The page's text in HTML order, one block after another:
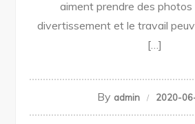
aiment prendre des photos
divertissement et le travail
[…]
By admin 2020-